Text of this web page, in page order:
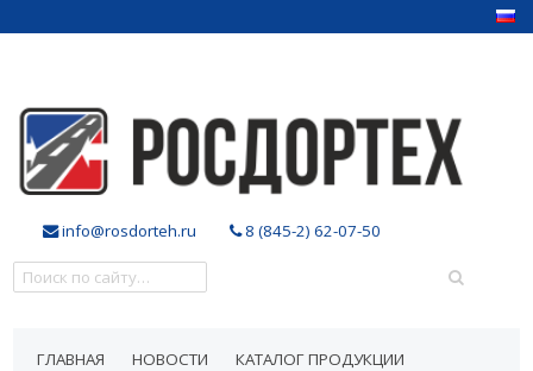
info@rosdorteh.ru 8 (845-2) 62-07-50
ГЛАВНАЯ НОВОСТИ
КАТАЛОГ ПРОДУКЦИИ